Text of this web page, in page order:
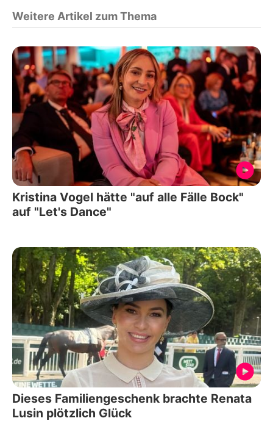
Weitere Artikel zum Thema
Kristina Vogel hätte "auf alle Fälle Bock"
auf "Let's Dance"
Dieses Familiengeschenk brachte Renata
Lusin plötzlich Glück